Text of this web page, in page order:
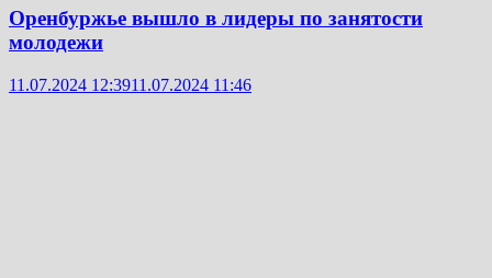
Оренбуржье вышло в лидеры по занятости
молодежи
11.07.2024 12:3911.07.2024 11:46